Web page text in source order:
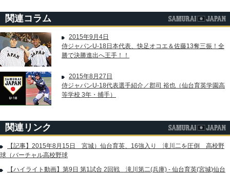
関連コラム
2015年9月4日
侍ジャパンU-18日本代表、快足オコエ＆佐藤13奪三振！全
勝で決勝進出へ王手！！
2015年8月27日
侍ジャパンU-18代表選手紹介／郡司 裕也（仙台育英学園高
等学校 3年・捕手）
関連リンク
【記事】2015年8月15日 宮城）仙台育英、16強入り 滝川二を圧倒 高校野
球（バーチャル高校野球
【ハイライト動画】第9日 第1試合 2回戦 滝川第二(兵庫) - 仙台育英(宮城)仙台